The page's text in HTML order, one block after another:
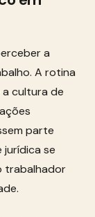
a
A rotina
cultura de
parte
jurídica se
trabalhador